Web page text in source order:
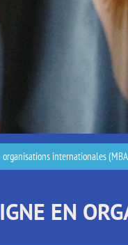
internationales
EN